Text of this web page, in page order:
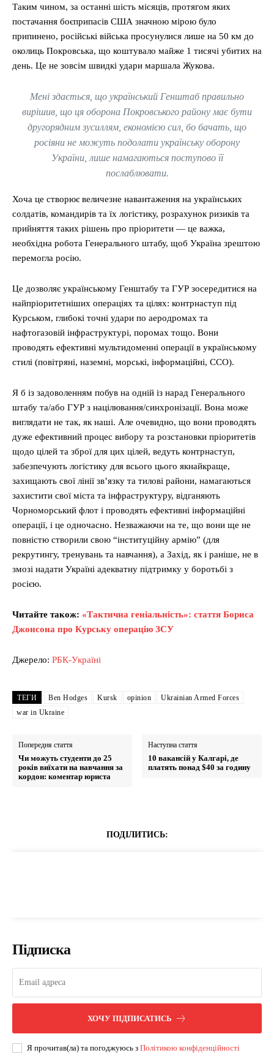
Таким чином, за останні шість місяців, протягом яких
постачання боєприпасів США значною мірою було
припинено, російські війська просунулися лише на 50 км до
околиць Покровська, що коштувало майже 1 тисячі убитих на
день. Це не зовсім швидкі удари маршала Жукова.
Мені здається, що український Генштаб правильно
вирішив, що ця оборона Покровського району має бути
другорядним зусиллям, економією сил, бо бачать, що
росіяни не можуть подолати українську оборону
України, лише намагаються поступово її
послаблювати.
Хоча це створює величезне навантаження на українських
солдатів, командирів та їх логістику, розрахунок ризиків та
прийняття таких рішень про пріоритети — це важка,
необхідна робота Генерального штабу, щоб Україна зрештою
перемогла росію.
Це дозволяє українському Генштабу та ГУР зосередитися на
найпріоритетніших операціях та цілях: контрнаступ під
Курськом, глибокі точні удари по аеродромах та
нафтогазовій інфраструктурі, поромах тощо. Вони
проводять ефективні мультидоменні операції в українському
стилі (повітряні, наземні, морські, інформаційні, ССО).
Я б із задоволенням побув на одній із нарад Генерального
штабу та/або ГУР з націлювання/синхронізації. Вона може
виглядати не так, як наші. Але очевидно, що вони проводять
дуже ефективний процес вибору та розстановки пріоритетів
щодо цілей та зброї для цих цілей, ведуть контрнаступ,
забезпечують логістику для всього цього якнайкраще,
захищають свої лінії зв’язку та тилові райони, намагаються
захистити свої міста та інфраструктуру, відганяють
Чорноморський флот і проводять ефективні інформаційні
операції, і це одночасно. Незважаючи на те, що вони ще не
повністю створили свою “інституційну армію” (для
рекрутингу, тренувань та навчання), а Захід, як і раніше, не в
змозі надати Україні адекватну підтримку у боротьбі з
росією.
Читайте також: «Тактична геніальність»: стаття Бориса
Джонсона про Курську операцію ЗСУ
Джерело: РБК-Україні
ТЕГИ Ben Hodges Kursk opinion
Ukrainian Armed Forces
war in Ukraine
Попередня стаття
Чи можуть студенти до 25
років виїхати на навчання за
кордон: коментар юриста
Наступна стаття
10 вакансій у Калгарі, де
платять понад $40 за годину
ПОДІЛИТИСЬ:
Підписка
ХОЧУ ПІДПИСАТИСЬ
Я прочитав(ла) та погоджуюсь з Політикою конфіденційності